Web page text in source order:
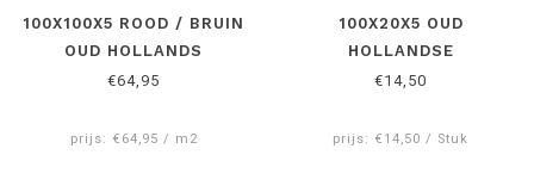
100X100X5 ROOD / BRUIN
OUD HOLLANDS
SCHELLEVIS
€64,95
prijs: €64,95 / m2
100X20X5 OUD
HOLLANDSE
OPSLUITBAND /TEGEL
€14,50
prijs: €14,50 / Stuk